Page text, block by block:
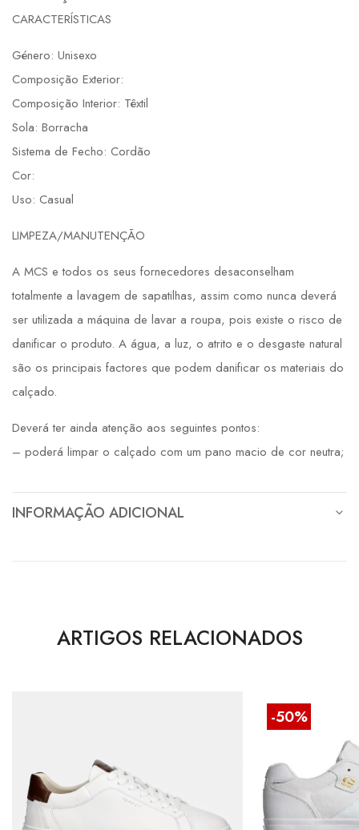
CARACTERÍSTICAS
Género: Unisexo
Composição Exterior:
Composição Interior: Têxtil
Sola: Borracha
Sistema de Fecho: Cordão
Cor:
Uso: Casual
LIMPEZA/MANUTENÇÃO
A MCS e todos os seus fornecedores desaconselham
totalmente a lavagem de sapatilhas, assim como nunca deverá
ser utilizada a máquina de lavar a roupa, pois existe o risco de
danificar o produto. A água, a luz, o atrito e o desgaste natural
são os principais factores que podem danificar os materiais do
calçado.
Deverá ter ainda atenção aos seguintes pontos:
– poderá limpar o calçado com um pano macio de cor neutra;
INFORMAÇÃO ADICIONAL
ARTIGOS RELACIONADOS
-50%